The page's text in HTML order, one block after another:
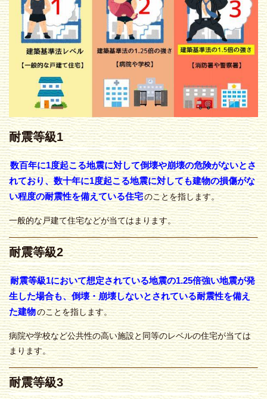
耐震等級1
数百年に1度起こる地震に対して倒壊や崩壊の危険がないとさ
れており、数十年に1度起こる地震に対しても建物の損傷がな
い程度の耐震性を備えている住宅のことを指します。
一般的な戸建て住宅などが当てはまります。
耐震等級2
耐震等級1において想定されている地震の1.25倍強い地震が発
生した場合も、倒壊・崩壊しないとされている耐震性を備え
た建物のことを指します。
病院や学校など公共性の高い施設と同等のレベルの住宅が当ては
まります。
耐震等級3